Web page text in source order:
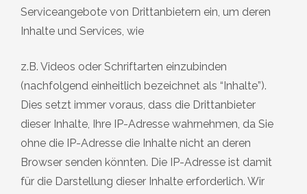
Serviceangebote von Drittanbietern ein, um deren
Inhalte und Services, wie
z.B. Videos oder Schriftarten einzubinden
(nachfolgend einheitlich bezeichnet als “Inhalte”).
Dies setzt immer voraus, dass die Drittanbieter
dieser Inhalte, Ihre IP-Adresse wahrnehmen, da Sie
ohne die IP-Adresse die Inhalte nicht an deren
Browser senden könnten. Die IP-Adresse ist damit
für die Darstellung dieser Inhalte erforderlich. Wir